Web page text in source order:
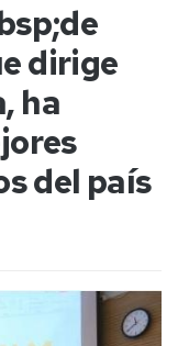
dirige
ha
del país